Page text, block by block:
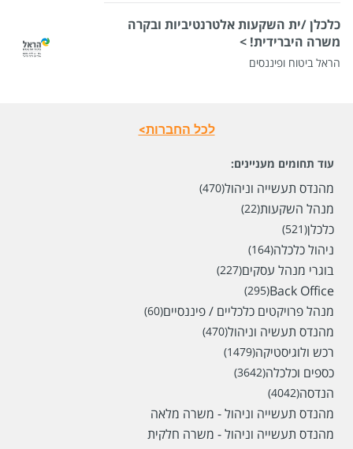
כלכלן /ית השקעות אלטרנטיביות ובקרה
משרה היברידית! >
הראל ביטוח ופיננסים
לכל החברות>
עוד תחומים מעניינים:
מהנדס תעשייה וניהול(470)
מנהל השקעות(22)
כלכלן(521)
ניהול כלכלה(164)
בוגרי מנהל עסקים(227)
Back Office
(295)
מנהל פרויקטים כלכליים / פיננסיים(60)
מהנדס תעשיה וניהול(470)
רכש ולוגיסטיקה(1479)
כספים וכלכלה(3642)
הנדסה(4042)
מהנדס תעשייה וניהול - משרה מלאה
מהנדס תעשייה וניהול - משרה חלקית